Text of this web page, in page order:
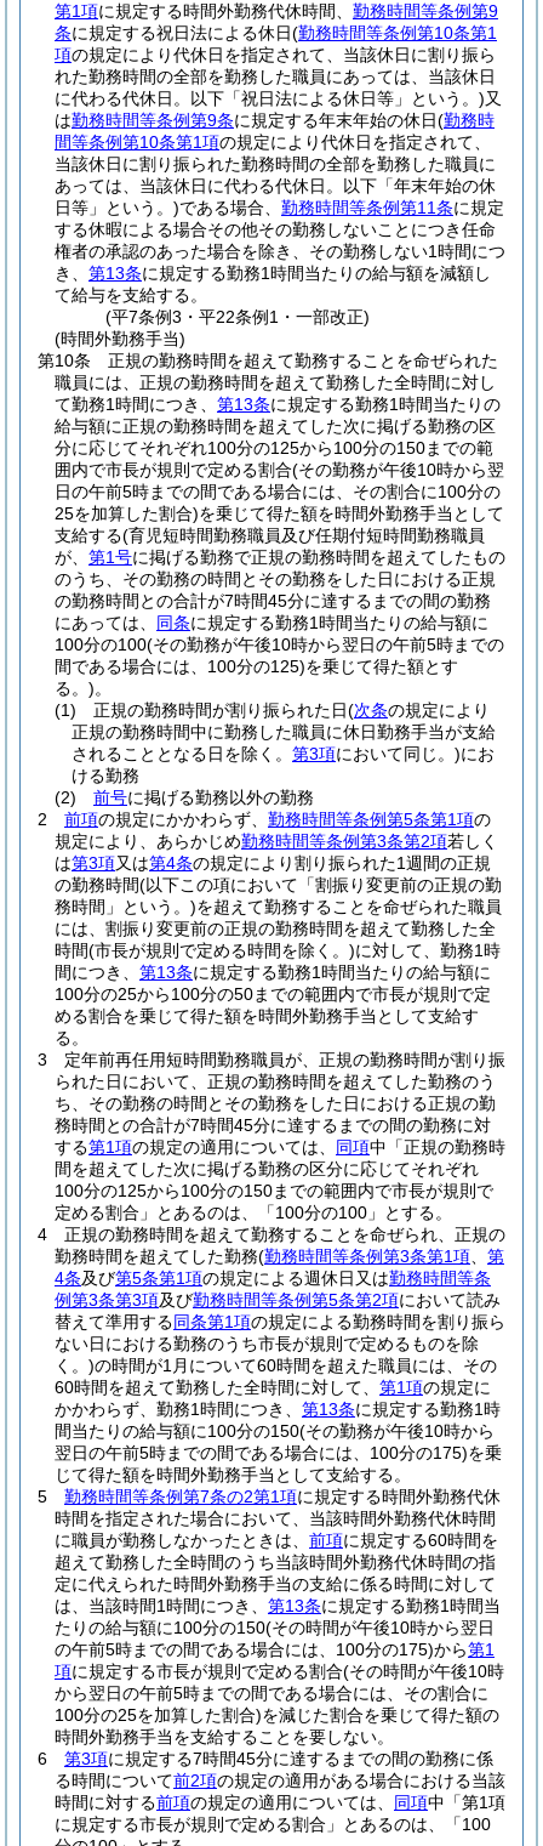
第1項に規定する時間外勤務代休時間、 勤務時間等条例第9
条に規定する祝日法による休日(勤務時間等条例第10条第1
項の規定により代休日を指定されて、当該休日に割り振ら
れた勤務時間の全部を勤務した職員にあっては、当該休日
に代わる代休日。以下「祝日法による休日等」という。)又
は勤務時間等条例第9条に規定する年末年始の休日(勤務時
間等条例第10条第1項の規定により代休日を指定されて、
当該休日に割り振られた勤務時間の全部を勤務した職員に
あっては、当該休日に代わる代休日。以下「年末年始の休
日等」という。)である場合、 勤務時間等条例第11条に規定
する休暇による場合その他その勤務しないことにつき任命
権者の承認のあった場合を除き、その勤務しない1時間につ
き、 第13条に規定する勤務1時間当たりの給与額を減額し
て給与を支給する。
(平7条例3・平22条例1・一部改正)
(時間外勤務手当)
第10条
正規の勤務時間を超えて勤務することを命ぜられた
職員には、正規の勤務時間を超えて勤務した全時間に対し
て勤務1時間につき、 第13条に規定する勤務1時間当たりの
給与額に正規の勤務時間を超えてした次に掲げる勤務の区
分に応じてそれぞれ100分の125から100分の150までの範
囲内で市長が規則で定める割合(その勤務が午後10時から翌
日の午前5時までの間である場合には、その割合に100分の
25を加算した割合)を乗じて得た額を時間外勤務手当として
支給する(育児短時間勤務職員及び任期付短時間勤務職員
が、 第1号に掲げる勤務で正規の勤務時間を超えてしたもの
のうち、その勤務の時間とその勤務をした日における正規
の勤務時間との合計が7時間45分に達するまでの間の勤務
にあっては、 同条に規定する勤務1時間当たりの給与額に
100分の100(その勤務が午後10時から翌日の午前5時までの
間である場合には、100分の125)を乗じて得た額とす
る。)。
(1)
正規の勤務時間が割り振られた日(次条の規定により
正規の勤務時間中に勤務した職員に休日勤務手当が支給
されることとなる日を除く。 第3項において同じ。)にお
ける勤務
(2)
前号に掲げる勤務以外の勤務
2
前項の規定にかかわらず、 勤務時間等条例第5条第1項の
規定により、あらかじめ勤務時間等条例第3条第2項若しく
は第3項又は第4条の規定により割り振られた1週間の正規
の勤務時間(以下この項において「割振り変更前の正規の勤
務時間」という。)を超えて勤務することを命ぜられた職員
には、割振り変更前の正規の勤務時間を超えて勤務した全
時間(市長が規則で定める時間を除く。)に対して、勤務1時
間につき、 第13条に規定する勤務1時間当たりの給与額に
100分の25から100分の50までの範囲内で市長が規則で定
める割合を乗じて得た額を時間外勤務手当として支給す
る。
3
定年前再任用短時間勤務職員が、正規の勤務時間が割り振
られた日において、正規の勤務時間を超えてした勤務のう
ち、その勤務の時間とその勤務をした日における正規の勤
務時間との合計が7時間45分に達するまでの間の勤務に対
する第1項の規定の適用については、 同項中「正規の勤務時
間を超えてした次に掲げる勤務の区分に応じてそれぞれ
100分の125から100分の150までの範囲内で市長が規則で
定める割合」とあるのは、「100分の100」とする。
4
正規の勤務時間を超えて勤務することを命ぜられ、正規の
勤務時間を超えてした勤務(勤務時間等条例第3条第1項
第
4条及び第5条第1項の規定による週休日又は勤務時間等条
例第3条第3項及び勤務時間等条例第5条第2項において読み
替えて準用する同条第1項の規定による勤務時間を割り振ら
ない日における勤務のうち市長が規則で定めるものを除
く。)の時間が1月について60時間を超えた職員には、その
60時間を超えて勤務した全時間に対して、 第1項の規定に
かかわらず、勤務1時間につき、 第13条に規定する勤務1時
間当たりの給与額に100分の150(その勤務が午後10時から
翌日の午前5時までの間である場合には、100分の175)を乗
じて得た額を時間外勤務手当として支給する。
5
勤務時間等条例第7条の2第1項に規定する時間外勤務代休
時間を指定された場合において、当該時間外勤務代休時間
に職員が勤務しなかったときは、 前項に規定する60時間を
超えて勤務した全時間のうち当該時間外勤務代休時間の指
定に代えられた時間外勤務手当の支給に係る時間に対して
は、当該時間1時間につき、 第13条に規定する勤務1時間当
たりの給与額に100分の150(その時間が午後10時から翌日
の午前5時までの間である場合には、100分の175)から第1
項に規定する市長が規則で定める割合(その時間が午後10時
から翌日の午前5時までの間である場合には、その割合に
100分の25を加算した割合)を減じた割合を乗じて得た額の
時間外勤務手当を支給することを要しない。
6
第3項に規定する7時間45分に達するまでの間の勤務に係
る時間について前2項の規定の適用がある場合における当該
時間に対する前項の規定の適用については、 同項中「第1項
に規定する市長が規則で定める割合」とあるのは、「100